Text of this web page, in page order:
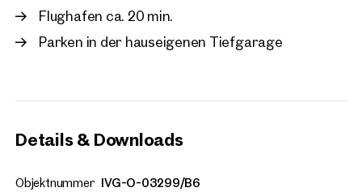
Flughafen ca. 20 min.
Parken in der hauseigenen Tiefgarage
Details & Downloads
Objektnummer IVG-O-03299/B6